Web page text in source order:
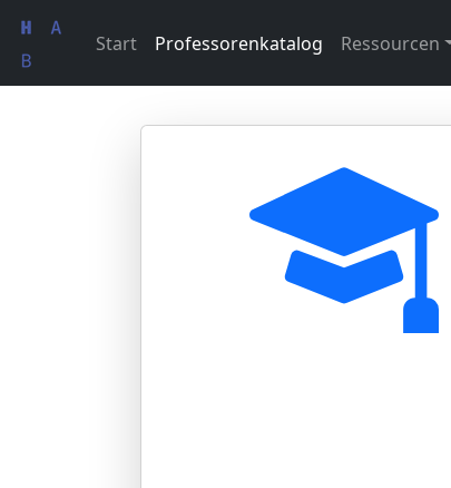
Start Professorenkatalog Ressourcen